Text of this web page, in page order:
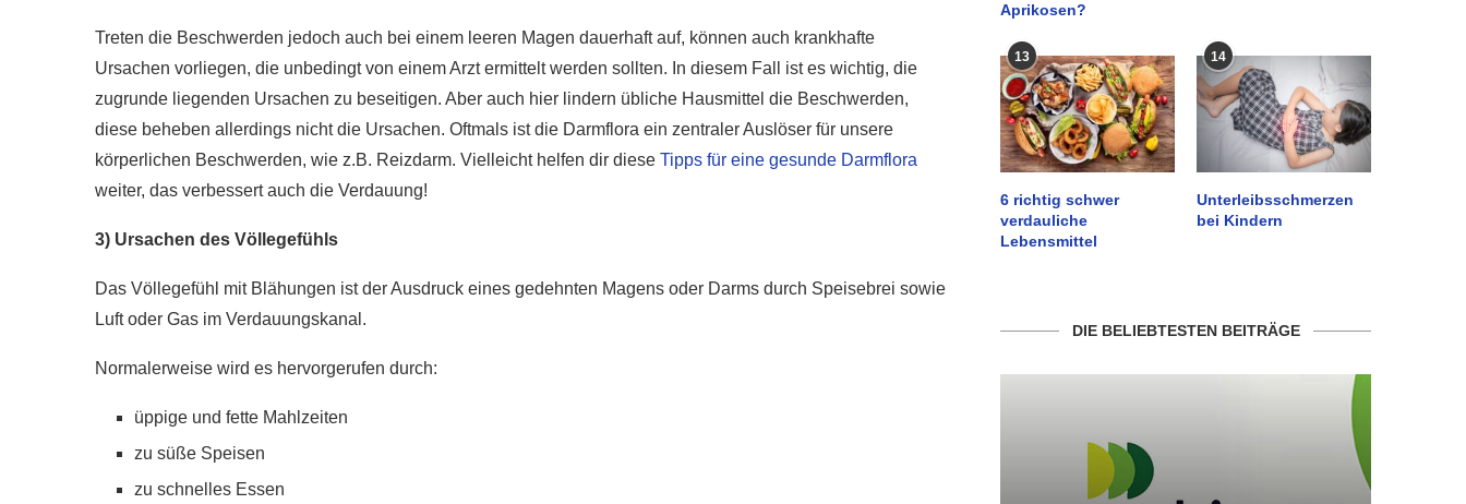
Treten die Beschwerden jedoch auch bei einem leeren Magen dauerhaft auf, können auch krankhafte
Ursachen vorliegen, die unbedingt von einem Arzt ermittelt werden sollten. In diesem Fall ist es wichtig, die
zugrunde liegenden Ursachen zu beseitigen. Aber auch hier lindern übliche Hausmittel die Beschwerden,
diese beheben allerdings nicht die Ursachen. Oftmals ist die Darmflora ein zentraler Auslöser für unsere
körperlichen Beschwerden, wie z.B. Reizdarm. Vielleicht helfen dir diese Tipps für eine gesunde Darmflora
weiter, das verbessert auch die Verdauung!
3) Ursachen des Völlegefühls
Das Völlegefühl mit Blähungen ist der Ausdruck eines gedehnten Magens oder Darms durch Speisebrei sowie
Luft oder Gas im Verdauungskanal.
Normalerweise wird es hervorgerufen durch:
üppige und fette Mahlzeiten
zu süße Speisen
zu schnelles Essen
Aprikosen?
13
6 richtig schwer
verdauliche
Lebensmittel
14
Unterleibsschmerzen
bei Kindern
DIE BELIEBTESTEN BEITRÄGE